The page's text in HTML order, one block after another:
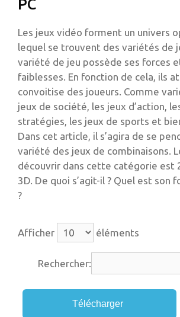
PC
Les jeux vidéo forment un univers
lequel se trouvent des variétés de
variété de jeu possède ses forces
faiblesses. En fonction de cela, ils
convoitise des joueurs. Comme
jeux de société, les jeux d’action,
stratégies, les jeux de sports et
Dans cet article, il s’agira de se
variété des jeux de combinaisons.
découvrir dans cette catégorie est
3D. De quoi s’agit-il ? Quel est son
?
Afficher éléments
Rechercher:
Télécharger